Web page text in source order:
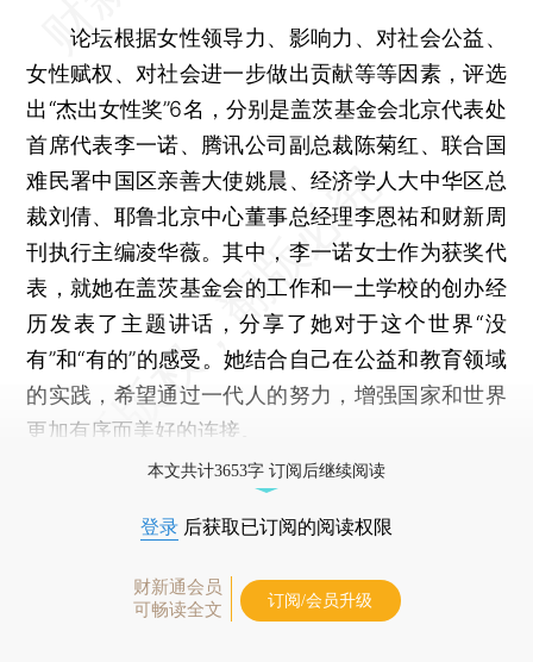
论坛根据女性领导力、影响力、对社会公益、
女性赋权、对社会进一步做出贡献等等因素，评选
出“杰出女性奖”6名，分别是盖茨基金会北京代表处
首席代表李一诺、腾讯公司副总裁陈菊红、联合国
难民署中国区亲善大使姚晨、经济学人大中华区总
裁刘倩、耶鲁北京中心董事总经理李恩祐和财新周
刊执行主编凌华薇。其中，李一诺女士作为获奖代
表，就她在盖茨基金会的工作和一土学校的创办经
历发表了主题讲话，分享了她对于这个世界“没
有”和“有的”的感受。她结合自己在公益和教育领域
的实践，希望通过一代人的努力，增强国家和世界
更加有序而美好的连接。
本文共计3653字 订阅后继续阅读
登录 后获取已订阅的阅读权限
财新通会员
可畅读全文
订阅/会员升级